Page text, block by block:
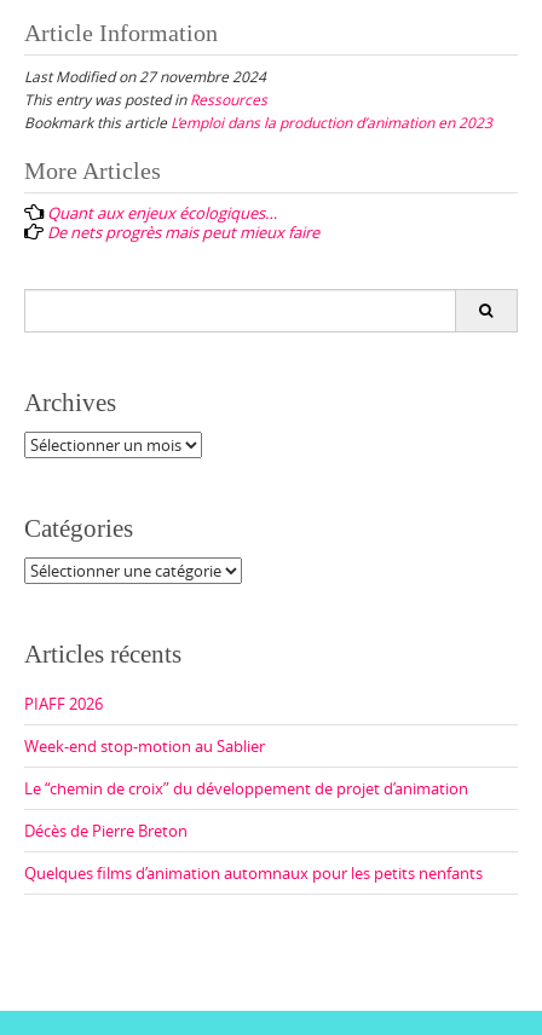
Article Information
Last Modified on 27 novembre 2024
This entry was posted inRessources
Bookmark this article L’emploi dans la production d’animation en 2023
Post
navigation
More Articles
Quant aux enjeux écologiques…
De nets progrès mais peut mieux faire
Archives
Archives
Catégories
Catégories
Articles récents
PIAFF 2026
Week-end stop-motion au Sablier
Le “chemin de croix” du développement de projet d’animation
Décès de Pierre Breton
Quelques films d’animation automnaux pour les petits nenfants